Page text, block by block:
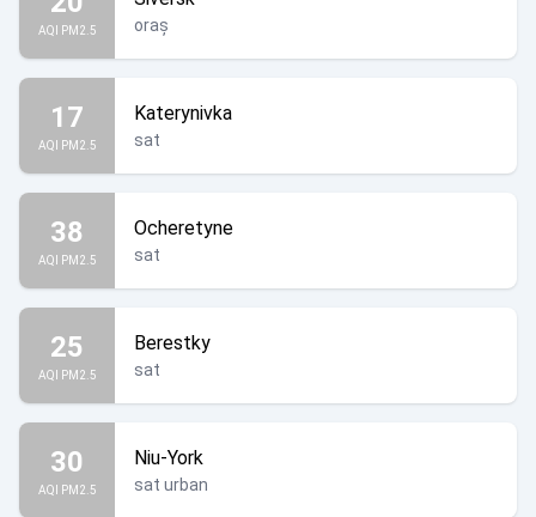
AQI PM2.5 oraș
17
AQI PM2.5
Katerynivka
sat
38
AQI PM2.5
Ocheretyne
sat
25
AQI PM2.5
Berestky
sat
30
AQI PM2.5
Niu-York
sat urban